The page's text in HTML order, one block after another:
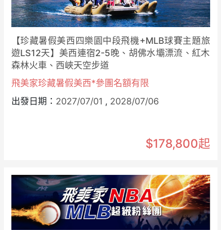
【珍藏暑假美西四樂園中段飛機+MLB球賽主題旅
遊LS12天】美西連宿2-5晚、胡佛水壩漂流、紅木
森林火車、西峽天空步道
飛美家珍藏暑假美西*參團名額有限
出發日期： 2027/07/01 , 2028/07/06
$178,800起